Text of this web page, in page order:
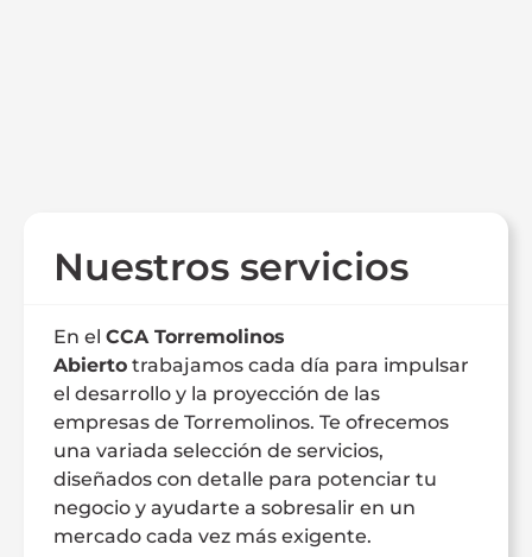
Nuestros servicios
En el CCA Torremolinos
Abierto trabajamos cada día para impulsar
el desarrollo y la proyección de las
empresas de Torremolinos. Te ofrecemos
una variada selección de servicios,
diseñados con detalle para potenciar tu
negocio y ayudarte a sobresalir en un
mercado cada vez más exigente.